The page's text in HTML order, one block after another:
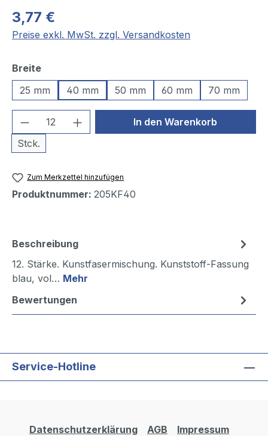
3,77 €
Preise exkl. MwSt. zzgl. Versandkosten
Breiteauswählen
25 mm
40 mm 50 mm 60 mm 70 mm
Produkt Anzahl: Gib den
Stck.
In den Warenkorb
Zum Merkzettel hinzufügen
Produktnummer: 205KF40
Beschreibung
12. Stärke. Kunstfasermischung. Kunststoff-Fassung
blau, vol… Mehr
Bewertungen
Service-Hotline
Datenschutzerklärung AGB Impressum